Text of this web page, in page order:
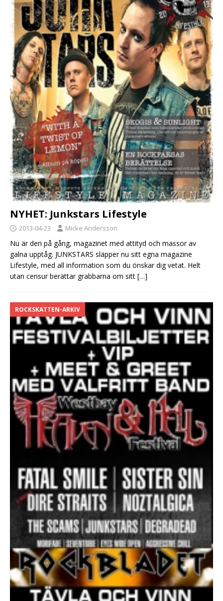
NYHET: Junkstars Lifestyle
2013-04-23 Micke Andersson
Nu är den på gång, magazinet med attityd och massor av
galna upptåg. JUNKSTARS släpper nu sitt egna magazine
Lifestyle, med all information som du önskar dig vetat. Helt
utan censur berättar grabbarna om sitt […]
ROCKSKATTEN-ARKIV